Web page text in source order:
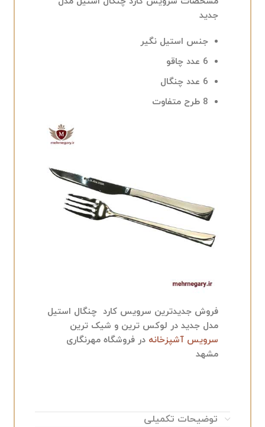
جدید
جنس استیل نگیر
6 عدد چاقو
6 عدد چنگال
8 طرح متفاوت
فروش جدیدترین سرویس کارد چنگال استیل
مدل جدید در لوکس ترین و شیک ترین
سرویس آشپزخانه در فروشگاه مهرنگاری
مشهد
توضیحات تکمیلی